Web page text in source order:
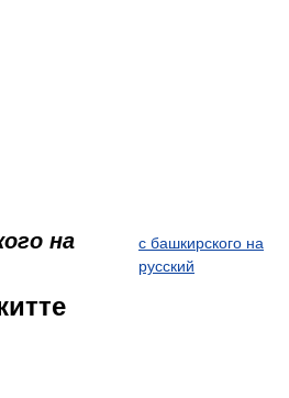
на
с башкирского на
русский